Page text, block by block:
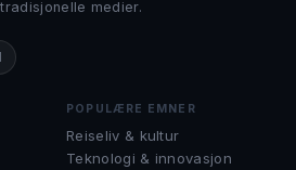
medier.
POPULÆRE EMNER
Reiseliv & kultur
Teknologi & innovasjon